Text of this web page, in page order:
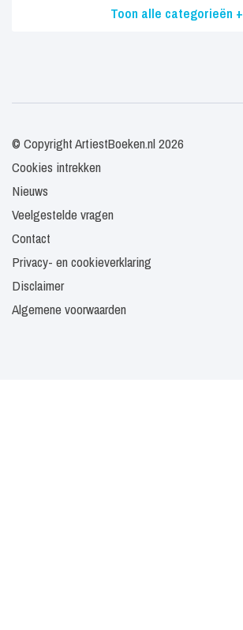
Toon alle categorieën +
© Copyright ArtiestBoeken.nl 2026
Cookies intrekken
Nieuws
Veelgestelde vragen
Contact
Privacy- en cookieverklaring
Disclaimer
Algemene voorwaarden